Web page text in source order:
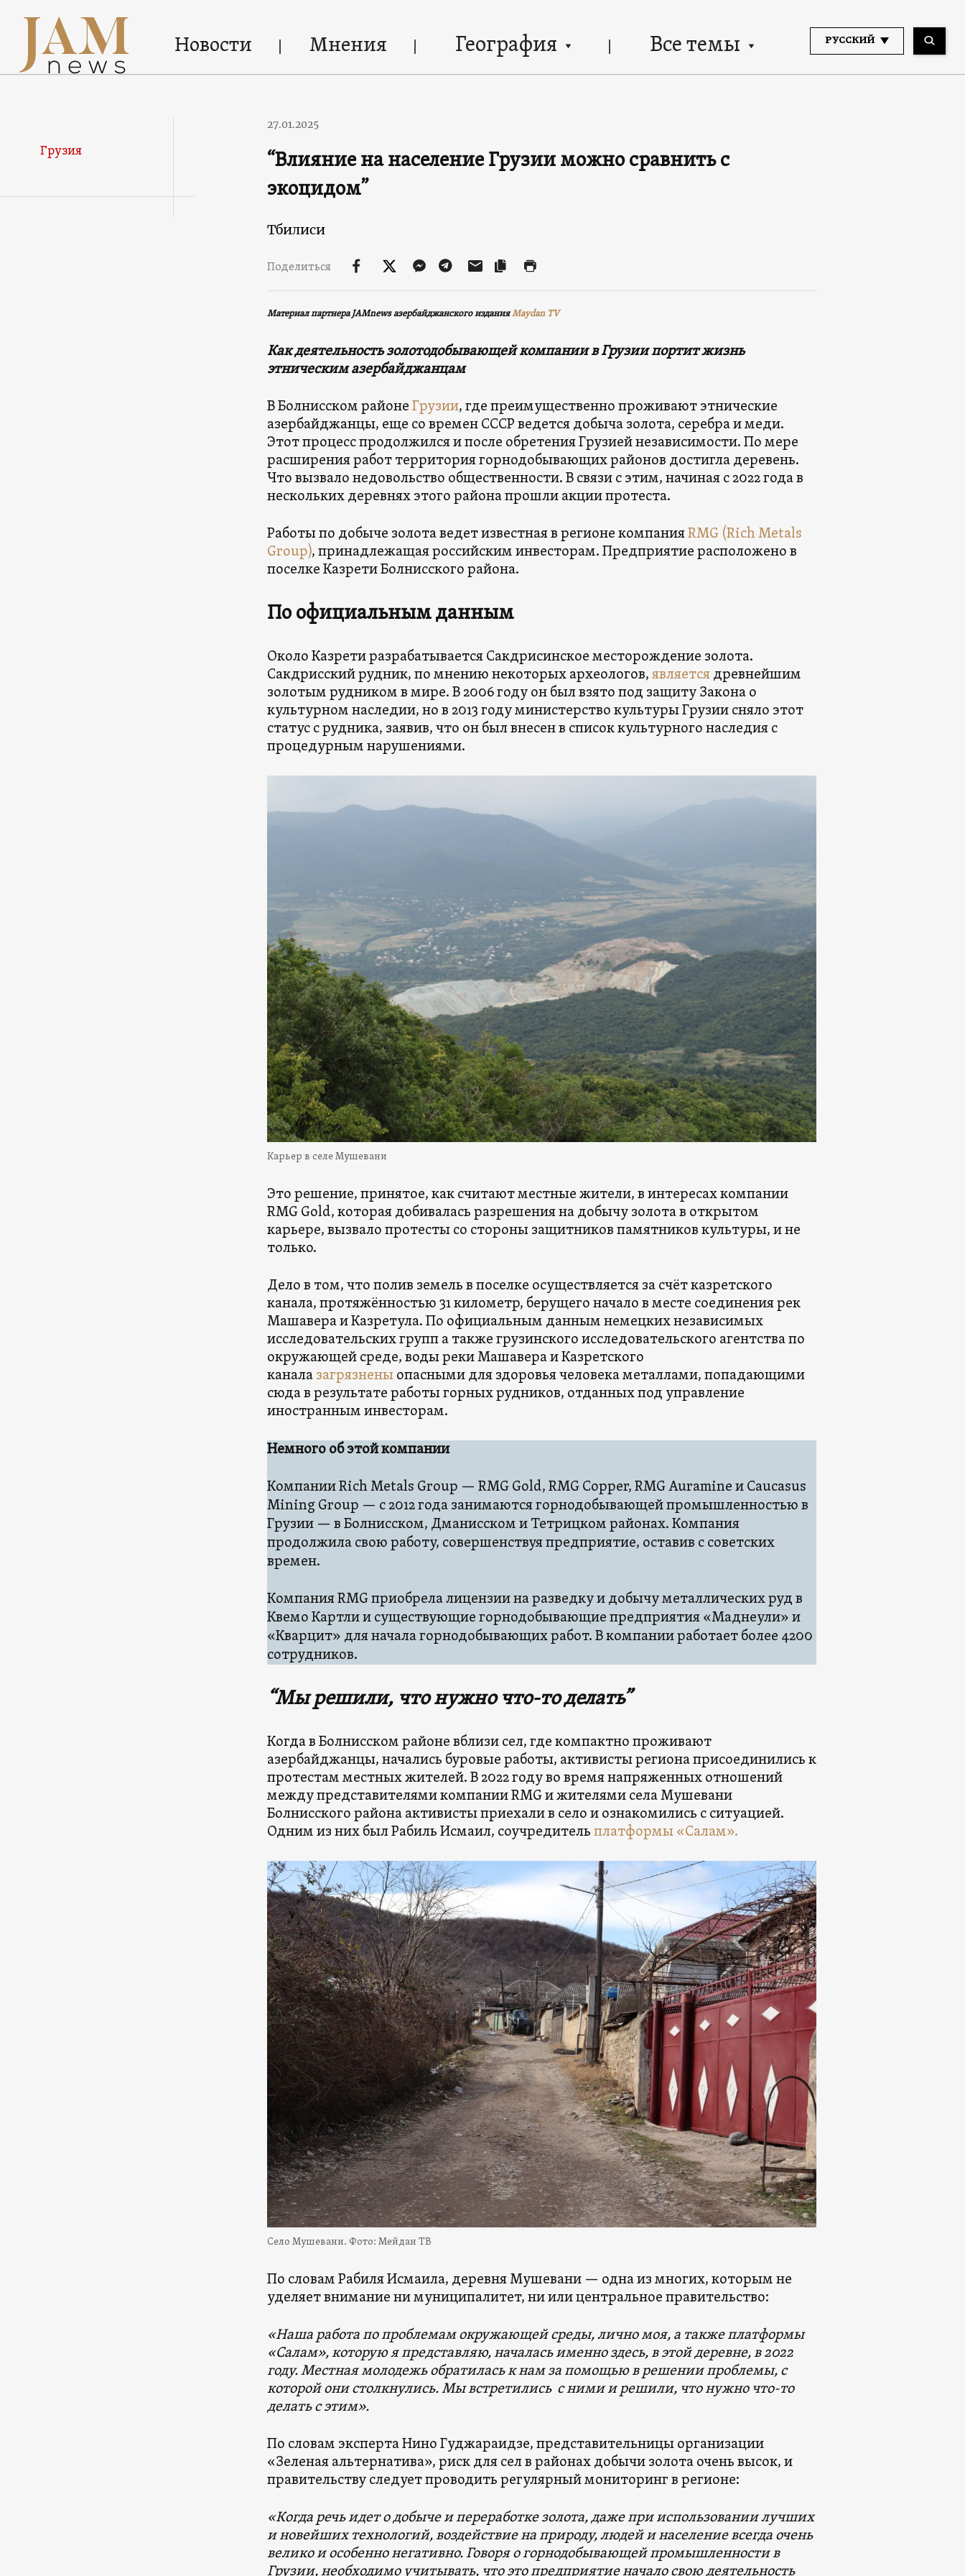
Новости Мнения География Все темы РУССКИЙ
Грузия
27.01.2025
“Влияние на население Грузии можно сравнить с
экоцидом”
Тбилиси
Поделиться
Материал партнера JAMnews азербайджанского изданияMaydan TV
Как деятельность золотодобывающей компании в Грузии портит жизнь
этническим азербайджанцам
В Болнисском районеГрузии, где преимущественно проживают этнические
азербайджанцы, еще со времен СССР ведется добыча золота, серебра и меди.
Этот процесс продолжился и после обретения Грузией независимости. По мере
расширения работ территория горнодобывающих районов достигла деревень.
Что вызвало недовольство общественности. В связи с этим, начиная с 2022 года в
нескольких деревнях этого района прошли акции протеста.
Работы по добыче золота ведет известная в регионе компанияRMG (Rich Metals
Group), принадлежащая российским инвесторам.Предприятие расположено в
поселке Казрети Болнисского района.
По официальным данным
Около Казрети разрабатывается Сакдрисинское месторождение золота.
Сакдрисский рудник, по мнению некоторых археологов,являетсядревнейшим
золотым рудником в мире. В 2006 году он был взято под защиту Закона о
культурном наследии, но в 2013 году министерство культуры Грузии сняло этот
статус с рудника, заявив, что он был внесен в список культурного наследия с
процедурным нарушениями.
Карьер в селе Мушевани
Это решение, принятое, как считают местные жители, в интересах компании
RMG Gold, которая добивалась разрешения на добычу золота в открытом
карьере, вызвало протесты со стороны защитников памятников культуры, и не
только.
Дело в том, что полив земель в поселке осуществляется за счёт казретского
канала, протяжённостью 31 километр, берущего начало в месте соединения рек
Машавера и Казретула. По официальным данным немецких независимых
исследовательских групп а также грузинского исследовательского агентства по
окружающей среде, воды реки Машавера и Казретского
каналазагрязненыопасными для здоровья человека металлами, попадающими
сюда в результате работы горных рудников, отданных под управление
иностранным инвесторам.
Немного об этой компании
Компании Rich Metals Group — RMG Gold, RMG Copper, RMG Auramine и Caucasus
Mining Group — с 2012 года занимаются горнодобывающей промышленностью в
Грузии — в Болнисском, Дманисском и Тетрицком районах. Компания
продолжила свою работу, совершенствуя предприятие, оставив с советских
времен.
Компания RMG приобрела лицензии на разведку и добычу металлических руд в
Квемо Картли и существующие горнодобывающие предприятия «Маднеули» и
«Кварцит» для начала горнодобывающих работ. В компании работает более 4200
сотрудников.
“Мы решили, что нужно что-то делать”
Когда в Болнисском районе вблизи сел, где компактно проживают
азербайджанцы, начались буровые работы, активисты региона присоединились к
протестам местных жителей. В 2022 году во время напряженных отношений
между представителями компании RMG и жителями села Мушевани
Болнисского района активисты приехали в село и ознакомились с ситуацией.
Одним из них был Рабиль Исмаил, соучредительплатформы «Салам».
Село Мушевани. Фото: Мейдан ТВ
По словам Рабиля Исмаила, деревня Мушевани — одна из многих, которым не
уделяет внимание ни муниципалитет, ни или центральное правительство:
«Наша работа по проблемам окружающей среды, лично моя, а также платформы
«Салам», которую я представляю, началась именно здесь, в этой деревне, в 2022
году. Местная молодежь обратилась к нам за помощью в решении проблемы, с
которой они столкнулись. Мы встретились с ними и решили, что нужно что-то
делать с этим».
По словам эксперта Нино Гуджараидзе, представительницы организации
«Зеленая альтернатива», риск для сел в районах добычи золота очень высок, и
правительству следует проводить регулярный мониторинг в регионе:
«Когда речь идет о добыче и переработке золота, даже при использовании лучших
и новейших технологий, воздействие на природу, людей и население всегда очень
велико и особенно негативно. Говоря о горнодобывающей промышленности в
Грузии, необходимо учитывать, что это предприятие начало свою деятельность